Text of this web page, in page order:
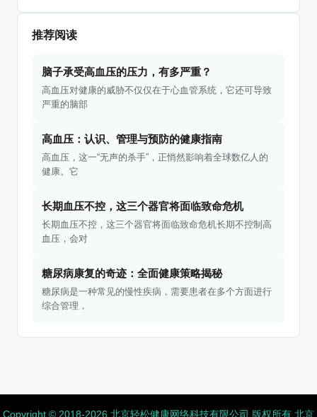
推荐阅读
脑子承受高血压的压力，有多严重？
高血压对健康的威胁不仅仅在于心血管系统，它还可导致
严重的脑部
高血压：认识、管理与预防的健康指南
高血压，这一“无声的杀手”，正悄然影响着全球数亿人的
健康。它
长期血压不控，这三个器官将面临致命危机
长期血压不控，这三个器官将面临致命危机长期不控制高
血压，会对
糖尿病康复的奇迹：全面健康策略揭秘
糖尿病是一种常见的慢性疾病，需要患者在多个方面进行
综合管理，
Copyright ©️ 2018-2026 北京轻松健康网络科技有限公司 版权所有 北京